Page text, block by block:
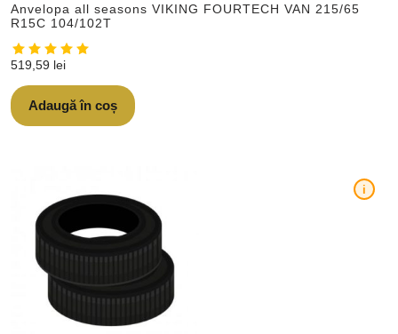
Anvelopa all seasons VIKING FOURTECH VAN 215/65
R15C 104/102T
519,59 lei
Adaugă în coș
i